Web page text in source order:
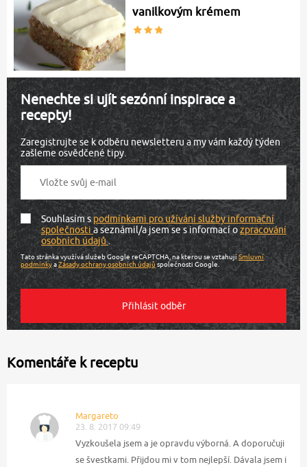
vanilkovým krémem
Nenechte si ujít sezónní inspirace a
recepty!
Zaregistrujte se k odběru newsletteru a my vám každý týden
zašleme osvědčené tipy.
Souhlasím spodmínkami pro užívání služby informační
společnostia seznámil/a jsem se s informací ozpracování
osobních údajů.
Tato stránka využívá služeb Google reCAPTCHA, na kterou se vztahujíSmluvní
podmínkyaZásady ochrany osobních údajů společnosti Google.
Komentáře k receptu
Margareto
23. 8. 2017 09:49
Vyzkoušela jsem a je opravdu výborná. A doporučuji
se švestkami. Přijdou mi v tom nejlepší. Dávala jsem i